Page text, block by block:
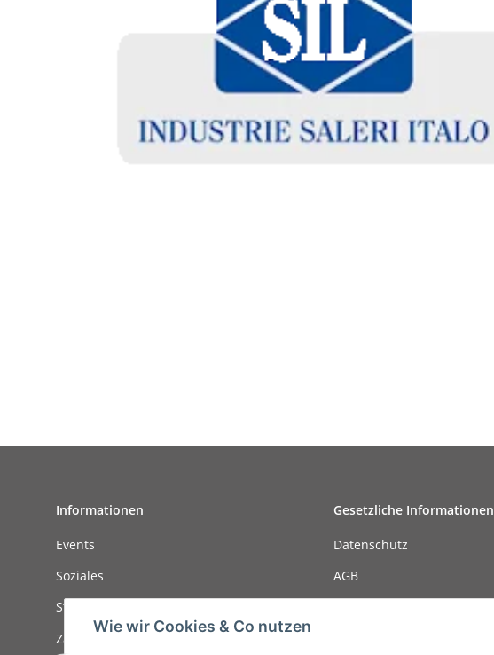
Informationen
Events
Soziales
Stellenanzeigen
Zahlungsmöglichkeiten
Gesetzliche Informationen
Datenschutz
AGB
Wie wir Cookies & Co nutzen